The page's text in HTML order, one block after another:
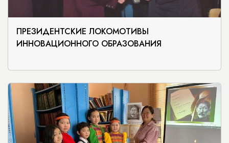
ПРЕЗИДЕНТСКИЕ ЛОКОМОТИВЫ
ИННОВАЦИОННОГО ОБРАЗОВАНИЯ